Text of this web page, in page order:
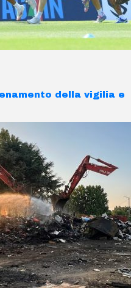
della vigilia e